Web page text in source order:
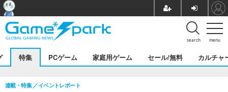
menu
search
特集 PCゲーム 家庭用ゲーム セール/無料 カルチャ
連載・特集 イベントレポート